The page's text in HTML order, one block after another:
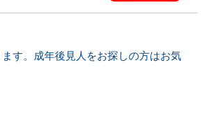
す。成年後見人をお探しの方はお気